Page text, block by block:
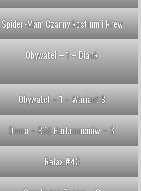
Spider-Man: Czarny kostium i krew
Obywatel – 1 – Blank
Obywatel – 1 – Wariant B
Diuna – Ród Harkonnenów – 3
Relax #43